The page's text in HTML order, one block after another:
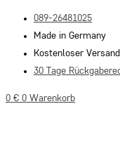
Inhalt
springen
089-26481025
Made in Germany
Kostenloser Versand
30 Tage
0 € 0 Warenkorb